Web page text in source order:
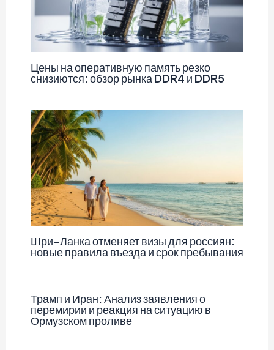
Цены на оперативную память резко
снизиются: обзор рынка DDR4 и DDR5
Шри-Ланка отменяет визы для россиян:
новые правила въезда и срок пребывания
Трамп и Иран: Анализ заявления о
перемирии и реакция на ситуацию в
Ормузском проливе